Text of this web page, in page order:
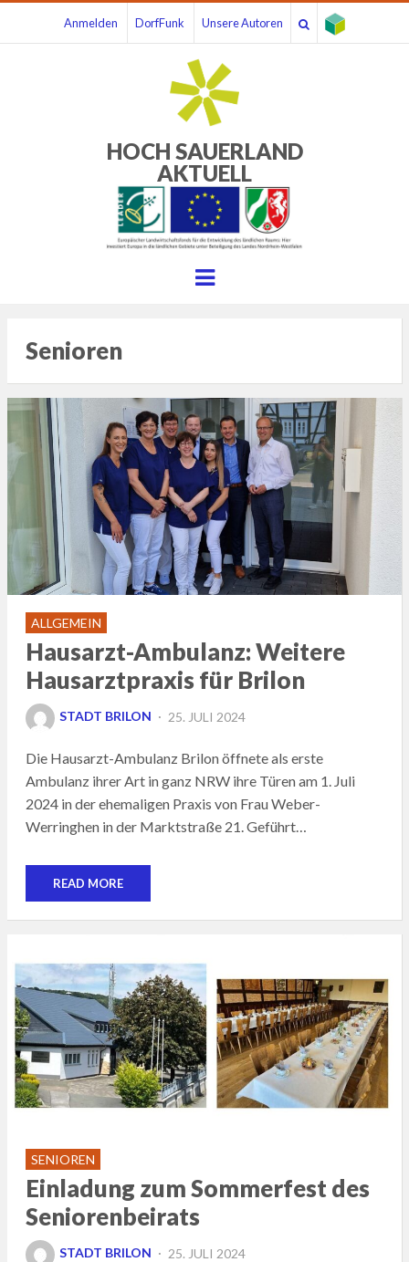
Anmelden DorfFunk Unsere Autoren
HOCH SAUERLAND
AKTUELL
Menu
Senioren
ALLGEMEIN
Hausarzt-Ambulanz: Weitere
Hausarztpraxis für Brilon
STADT BRILON
POSTED
25. JULI 2024
Die Hausarzt-Ambulanz Brilon öffnete als erste
Ambulanz ihrer Art in ganz NRW ihre Türen am 1. Juli
2024 in der ehemaligen Praxis von Frau Weber-
Werringhen in der Marktstraße 21. Geführt…
READ MORE
SENIOREN
Einladung zum Sommerfest des
Seniorenbeirats
STADT BRILON
POSTED
25. JULI 2024